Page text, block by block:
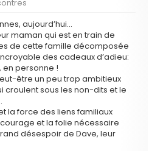
aujourd’hui…
maman qui est en train de
de cette famille décomposée
des cadeaux d’adieu:
en personne !
être un peu trop ambitieux
croulent sous les non-dits et le
la force des liens familiaux
et la folie nécessaire
désespoir de Dave, leur